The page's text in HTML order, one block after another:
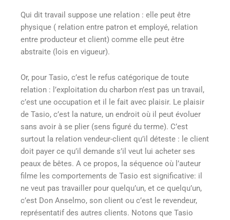
Qui dit travail suppose une relation : elle peut être
physique ( relation entre patron et employé, relation
entre producteur et client) comme elle peut être
abstraite (lois en vigueur).
Or, pour Tasio, c’est le refus catégorique de toute
relation : l’exploitation du charbon n’est pas un travail,
c’est une occupation et il le fait avec plaisir. Le plaisir
de Tasio, c’est la nature, un endroit où il peut évoluer
sans avoir à se plier (sens figuré du terme). C’est
surtout la relation vendeur-client qu’il déteste : le client
doit payer ce qu’il demande s’il veut lui acheter ses
peaux de bêtes. A ce propos, la séquence où l’auteur
filme les comportements de Tasio est significative: il
ne veut pas travailler pour quelqu’un, et ce quelqu’un,
c’est Don Anselmo, son client ou c’est le revendeur,
représentatif des autres clients. Notons que Tasio